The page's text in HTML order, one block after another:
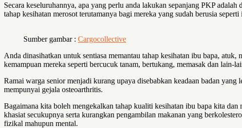
Secara keseluruhannya, apa yang perlu anda lakukan sepanjang PKP
tahap kesihatan merosot terutamanya bagi mereka yang sudah berusia
Sumber gambar : Cargocollective
Anda dinasihatkan untuk sentiasa memantau tahap kesihatan ibu bapa,
kemampuan mereka seperti bercucuk tanam, bertukang, memasak dan
Ramai warga senior menjadi kurang upaya disebabkan keadaan badan
mempunyai gejala osteoarthritis.
Bagaimana kita boleh mengekalkan tahap kualiti kesihatan ibu bapa kita
khasiat secukupnya serta kurangkan pengambilan makanan yang
fizikal mahupun mental.